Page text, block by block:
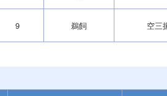
9 鵜飼 空三